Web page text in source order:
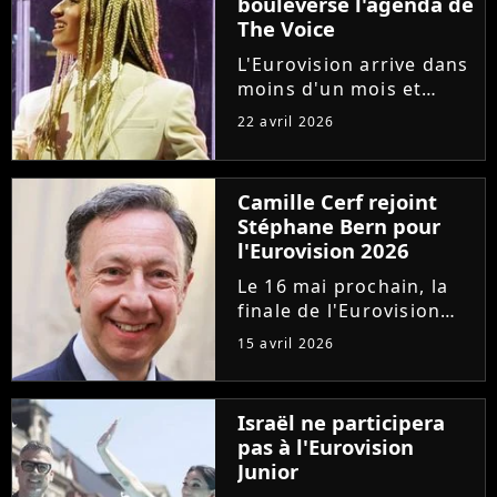
The Voice
L'Eurovision arrive dans
moins d'un mois et
Monroe est l'une des
lui donner toutes ses
chances, deux
émissions concurrents,
"The Voice" et "Les
Traîtres", ont...
22 avril 2026
Camille Cerf rejoint
Stéphane Bern pour
l'Eurovision 2026
Le 16 mai prochain, la
finale de l'Eurovision
2026 sera diffusée en
Télévisions. Pour la
douzième fois,
Stéphane Bern
commentera
l'événement pour la
15 avril 2026
Israël ne participera
pas à l'Eurovision
Junior